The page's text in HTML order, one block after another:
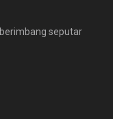
seputar